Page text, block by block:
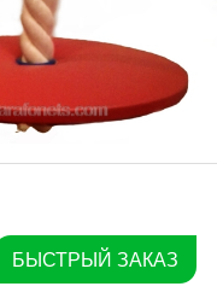
БЫСТРЫЙ ЗАКАЗ